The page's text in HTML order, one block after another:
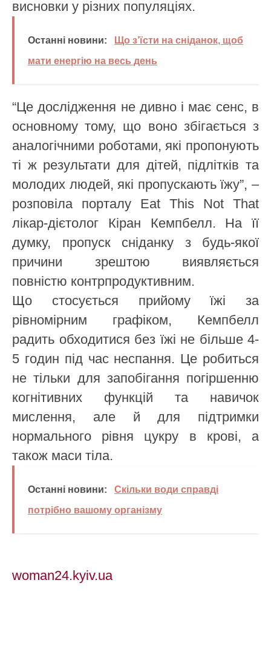
висновки у різних популяціях.
Останні новини:
Що з’їсти на сніданок, щоб
мати енергію на весь день
“Це дослідження не дивно і має сенс, в
основному тому, що воно збігається з
аналогічними роботами, які пропонують
ті ж результати для дітей, підлітків та
молодих людей, які пропускають їжу”, –
розповіла порталу Eat This Not That
лікар-дієтолог Кіран Кемпбелл. На її
думку, пропуск сніданку з будь-якої
причини зрештою виявляється
повністю контрпродуктивним.
Що стосується прийому їжі за
рівномірним графіком, Кемпбелл
радить обходитися без їжі не більше 4-
5 годин під час неспання. Це робиться
не тільки для запобігання погіршенню
когнітивних функцій та навичок
мислення, але й для підтримки
нормального рівня цукру в крові, а
також маси тіла.
Останні новини:
Скільки води справді
потрібно вашому організму
woman24.kyiv.ua